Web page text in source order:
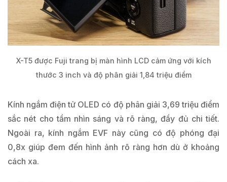
X-T5 được Fuji trang bị màn hình LCD cảm ứng với kích
thước 3 inch và độ phân giải 1,84 triệu điểm
Kính ngắm điện tử OLED có độ phân giải 3,69 triệu điểm
sắc nét cho tầm nhìn sáng và rõ ràng, đầy đủ chi tiết.
Ngoài ra, kính ngắm EVF này cũng có độ phóng đại
0,8x giúp đem đến hình ảnh rõ ràng hơn dù ở khoảng
cách xa.